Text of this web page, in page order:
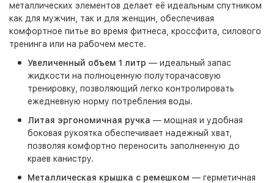
металлических элементов делает её идеальным спутником
как для мужчин, так и для женщин, обеспечивая
комфортное питье во время фитнеса, кроссфита, силового
тренинга или на рабочем месте.
Увеличенный объем 1 литр — идеальный запас
жидкости на полноценную полуторачасовую
тренировку, позволяющий легко контролировать
ежедневную норму потребления воды.
Литая эргономичная ручка — мощная и удобная
боковая рукоятка обеспечивает надежный хват,
позволяя комфортно переносить заполненную до
краев канистру.
Металлическая крышка с ремешком — герметичная